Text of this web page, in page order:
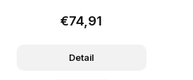
€74,91
Detail